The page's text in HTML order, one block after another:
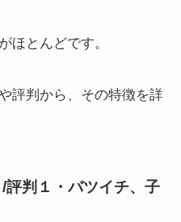
ほとんどです。
評判から、その特徴を詳
評判１・バツイチ、子